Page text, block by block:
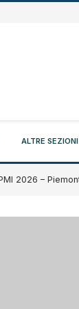
ALTRE SEZIONI
– Piemonte